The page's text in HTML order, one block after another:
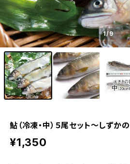
1/9
鮎（冷凍・中）５尾セット～しずか
¥1,350